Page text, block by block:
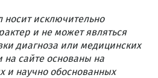
носит исключительно
и не может являться
диагноза или медицинских
сайте основаны на
и научно обоснованных